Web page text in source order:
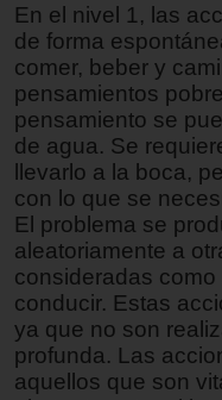
En el nivel 1, las
de forma
comer, beber y
pensamientos
pensamiento se
de agua. Se
llevarlo a la boca,
con lo que se
El problema se
aleatoriamente a
consideradas como
conducir. Estas
ya que no son
profunda. Las
aquellos que son